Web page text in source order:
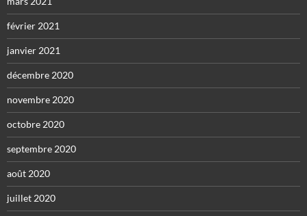
février 2021
janvier 2021
décembre 2020
novembre 2020
octobre 2020
septembre 2020
août 2020
juillet 2020